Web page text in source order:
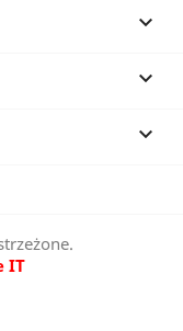



IT